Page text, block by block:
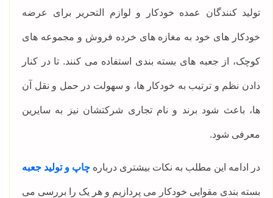
تولید کنندگان عمده خودکار و لوازم التحریر برای عرضه
خودکار های خود به مغازه های خرده فروش و مجموعه های
کوچک، از جعبه های بسته بندی استفاده می کنند. تا در کنار
دادن نظم و ترتیب به خودکار ها، و سهولت در حمل و نقل آن
ها، باعث شود برند و نام تجاری شرکتشان نیز به سایرین
معرفی شود.
در ادامه این مطلب به نکات بیشتری درباره چاپ و تولید جعبه
بسته بندی مقوایی خودکار می پردازیم و هر یک را بررسی می